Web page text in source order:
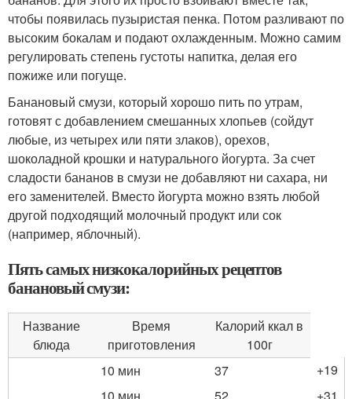
чтобы появилась пузыристая пенка. Потом разливают по
высоким бокалам и подают охлажденным. Можно самим
регулировать степень густоты напитка, делая его
пожиже или погуще.
Банановый смузи, который хорошо пить по утрам,
готовят с добавлением смешанных хлопьев (сойдут
любые, из четырех или пяти злаков), орехов,
шоколадной крошки и натурального йогурта. За счет
сладости бананов в смузи не добавляют ни сахара, ни
его заменителей. Вместо йогурта можно взять любой
другой подходящий молочный продукт или сок
(например, яблочный).
Пять самых низкокалорийных рецептов
банановый смузи:
Название
блюда
Время
приготовления
Калорий ккал в
100г
10 мин
37
+19